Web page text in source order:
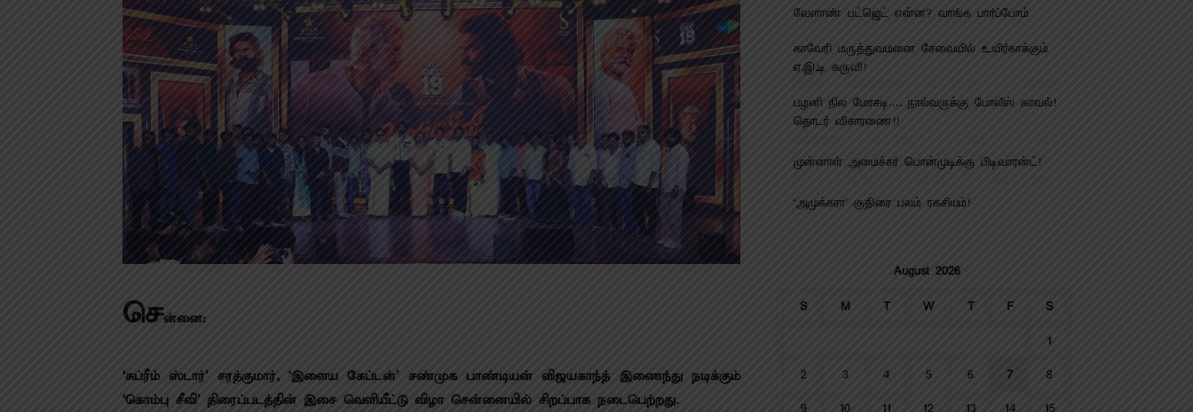
சென்னை:
‘சுப்ரீம் ஸ்டார்’ சரத்குமார், ‘இளைய கேப்டன்’ சண்முக பாண்டியன் விஜயகாந்த் இணைந்து நடிக்கும்
‘கொம்பு சீவி’ திரைப்படத்தின் இசை வெளியீட்டு விழா சென்னையில் சிறப்பாக நடைபெற்றது.
வேளாண் பட்ஜெட் என்ன? வாங்க பார்ப்போம்
காவேரி மருத்துவமனை சேவையில் உயிர்காக்கும்
ஏ.இ.டி கருவி!
பழனி நில மோசடி…. நால்வருக்கு போலீஸ் காவல்!
தொடர் விசாரணை!!
முன்னாள் அமைச்சர் பொன்முடிக்கு பிடிவாரன்ட்!
‘அமுக்கரா’ குதிரை பலம் ரகசியம்!
August 2026
S M T W T F S
1
2 3 4 5 6 7 8
9 10 11 12 13 14 15